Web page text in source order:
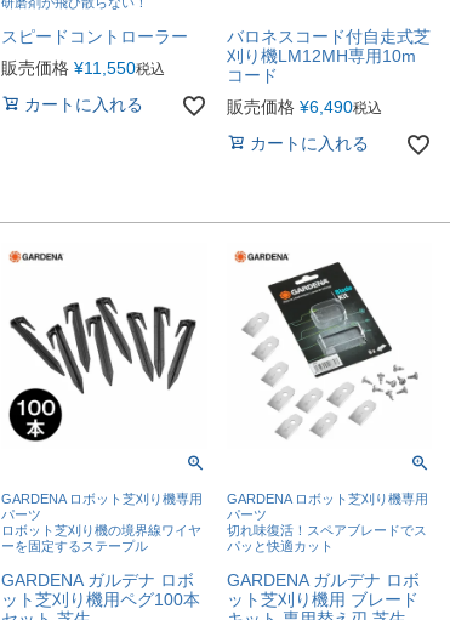
スピードコントローラー
販売価格 ¥11,550税込
カートに入れる
バロネスコード付自走式芝
刈り機LM12MH専用10m
コード
販売価格 ¥6,490税込
カートに入れる
GARDENA ロボット芝刈り機専用
パーツ
ロボット芝刈り機の境界線ワイヤ
ーを固定するステープル
GARDENA ガルデナ ロボ
ット芝刈り機用ペグ100本
GARDENA ロボット芝刈り機専用
パーツ
切れ味復活！スペアブレードでス
パッと快適カット
GARDENA ガルデナ ロボ
ット芝刈り機用 ブレード